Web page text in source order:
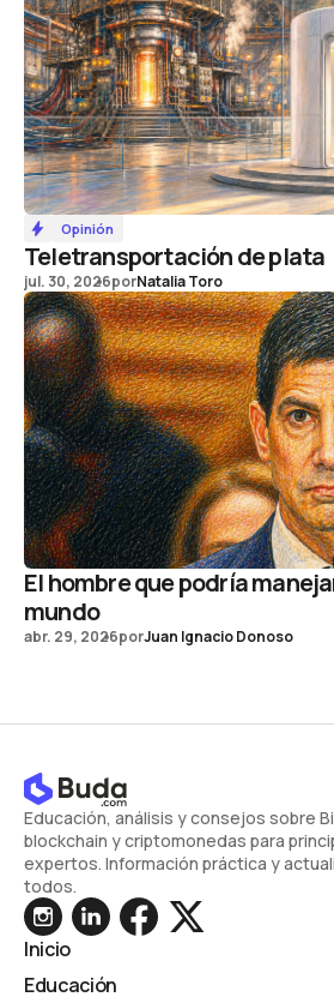
Opinión
Teletransportación de plata
jul. 30, 2026porNatalia Toro
El hombre que podría
mundo
abr. 29, 2026porJuan Ignacio Donoso
Educación, análisis y consejos sobre
blockchain y criptomonedas para
expertos. Información práctica y
todos.
Inicio
Educación